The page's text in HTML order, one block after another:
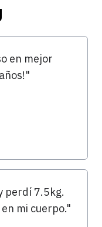
en mejor
perdí 7.5kg.
mi cuerpo."